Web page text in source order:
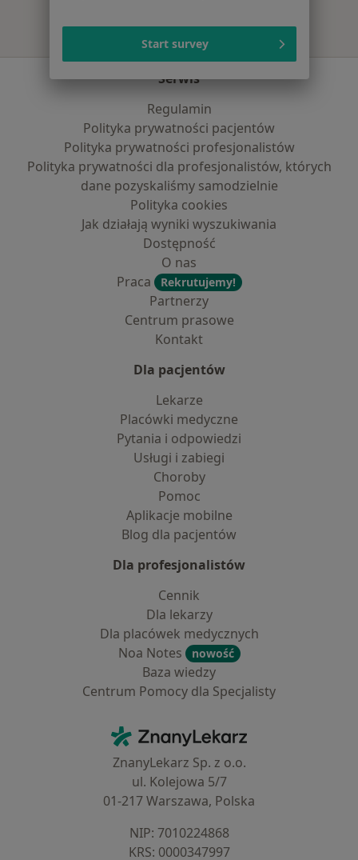
Serwis
Regulamin
Polityka prywatności pacjentów
Polityka prywatności profesjonalistów
Polityka prywatności dla profesjonalistów, których
dane pozyskaliśmy samodzielnie
Polityka cookies
Jak działają wyniki wyszukiwania
Dostępność
O nas
Praca
Rekrutujemy!
Partnerzy
Centrum prasowe
Kontakt
Dla pacjentów
Lekarze
Placówki medyczne
Pytania i odpowiedzi
Usługi i zabiegi
Choroby
Pomoc
Aplikacje mobilne
Blog dla pacjentów
Dla profesjonalistów
Cennik
Dla lekarzy
Dla placówek medycznych
Noa Notes
nowość
Baza wiedzy
Centrum Pomocy dla Specjalisty
ZnanyLekarz - Strona główna
ZnanyLekarz Sp. z o.o.
ul. Kolejowa 5/7
01-217 Warszawa, Polska
NIP: ⁠7010224868
KRS: ⁠0000347997
Start survey